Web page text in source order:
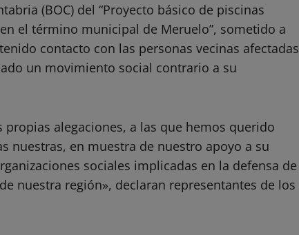
(BOC) del “Proyecto básico de piscinas
el término municipal de Meruelo”, sometido a
contacto con las personas vecinas afectadas
un movimiento social contrario a su
alegaciones, a las que hemos querido
nuestras, en muestra de nuestro apoyo a su
sociales implicadas en la defensa de
nuestra región», declaran representantes de los